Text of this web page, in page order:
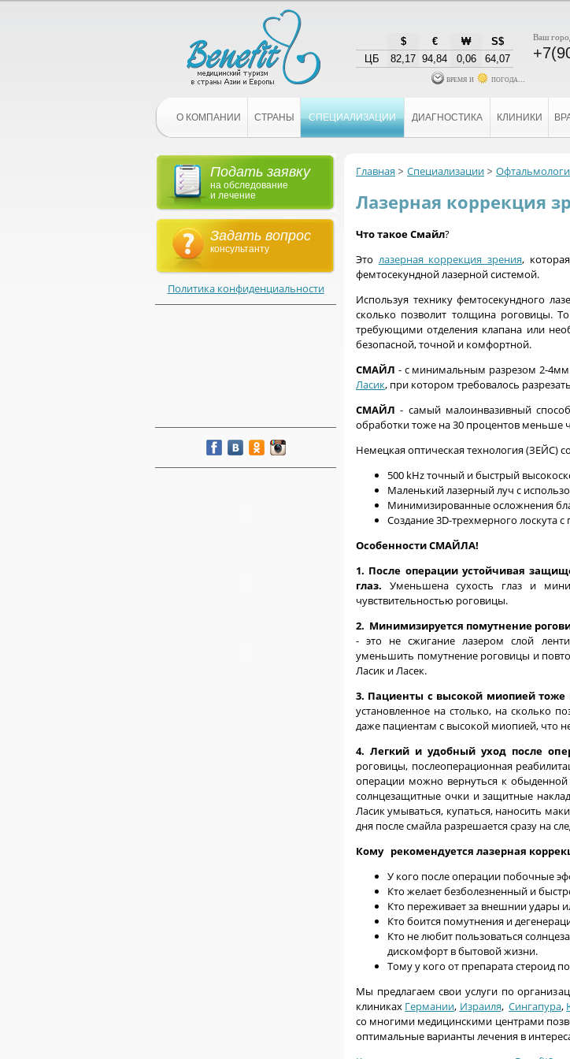
$ € ₩
S$
ЦБ
82,17 94,84 0,06 64,07
время и погода...
Ваш
О КОМПАНИИ СТРАНЫ СПЕЦИАЛИЗАЦИИ ДИАГНОСТИКА КЛИНИКИ
Подать заявку
на обследование
и лечение
Задать вопрос
консультанту
Политика конфиденциальности
Главная Специализации
Лазерная коррекция
Что такое Смайл?
Это лазерная коррекция зрения,
фемтосекундной лазерной системой.
Используя технику фемтосекундного
сколько позволит толщина роговицы.
требующими отделения клапана или
безопасной, точной и комфортной.
СМАЙЛ - с минимальным разрезом 2-
Ласик, при котором требовалось
СМАЙЛ - самый малоинвазивный
обработки тоже на 30 процентов меньше
Немецкая оптическая технология (ЗЕЙС)
500 kHz точный и быстрый
Маленький лазерный луч с
Минимизированные осложнения
Создание 3D-трехмерного лоскута
Особенности СМАЙЛА!
1. После операции устойчивая
глаз. Уменьшена сухость глаз и
чувствительностью роговицы.
2. Минимизируется помутнение
- это не сжигание лазером слой
уменьшить помутнение роговицы и
Ласик и Ласек.
3. Пациенты с высокой миопией
установленное на столько, на сколько
даже пациентам с высокой миопией, что
4. Легкий и удобный уход после
роговицы, послеоперационная
операции можно вернуться к обыденной
солнцезащитные очки и защитные
Ласик умываться, купаться, наносить
дня после смайла разрешается сразу на
Кому рекомендуется лазерная
У кого после операции побочные
Кто желает безболезненный и
Кто переживает за внешнии удары
Кто боится помутнения и
Кто не любит пользоваться
дискомфорт в бытовой жизни.
Тому у кого от препарата стероид
Мы предлагаем свои услуги по
клиниках Германии, Израиля, Сингапура,
со многими медицинскими центрами
оптимальные варианты лечения в